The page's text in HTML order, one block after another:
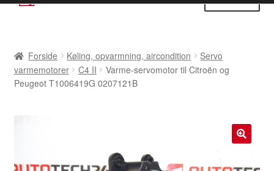
til
til
Betalinger
Klageprocedure
Forside Køling, opvarmning, aircondition
Servo
varmemotorer
C4 II
Varme-servomotor til Citroën og
Peugeot T1006419G 0207121B